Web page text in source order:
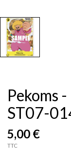
Pekoms
ST07-
5,00 €
TTC